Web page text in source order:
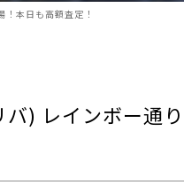
本日も高額査定！
バ) レインボー通